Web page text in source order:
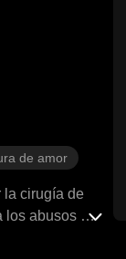
de amor
la cirugía de
los abusos de